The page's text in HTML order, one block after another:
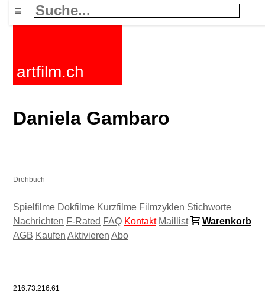
≡
artfilm.ch
Daniela Gambaro
Drehbuch
Spielfilme Dokfilme Kurzfilme Filmzyklen Stichworte
Nachrichten F-Rated FAQ Kontakt Maillist
Warenkorb
AGB Kaufen Aktivieren Abo
216.73.216.61